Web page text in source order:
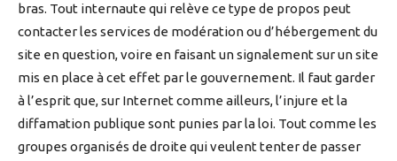
bras. Tout internaute qui relève ce type de propos peut
contacter les services de modération ou d’hébergement du
site en question, voire en faisant un signalement sur un site
mis en place à cet effet par le gouvernement. Il faut garder
à l’esprit que, sur Internet comme ailleurs, l’injure et la
diffamation publique sont punies par la loi. Tout comme les
groupes organisés de droite qui veulent tenter de passer